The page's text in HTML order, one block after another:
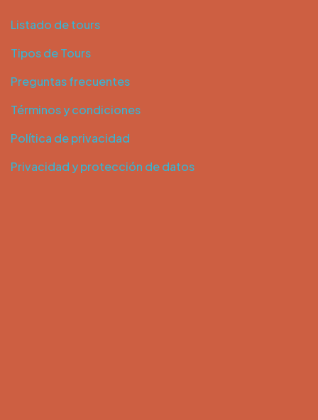
Listado de tours
Tipos de Tours
Preguntas frecuentes
Términos y condiciones
Política de privacidad
Privacidad y protección de datos